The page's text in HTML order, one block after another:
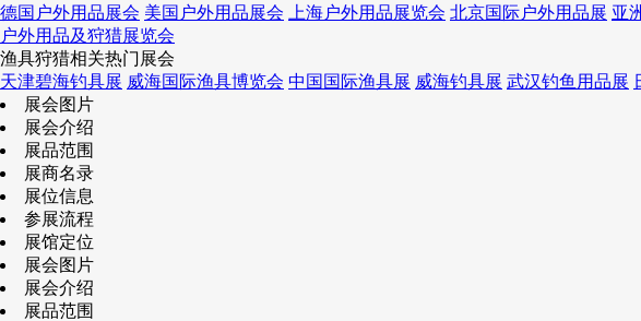
德国户外用品展会 美国户外用品展会 上海户外用品展览会 北京国际户外用品展 亚
户外用品及狩猎展览会
渔具狩猎相关热门展会
天津碧海钓具展 威海国际渔具博览会 中国国际渔具展 威海钓具展 武汉钓鱼用品展
展会图片
展会介绍
展品范围
展商名录
展位信息
参展流程
展馆定位
展会图片
展会介绍
展品范围